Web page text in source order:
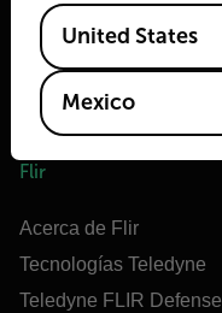
Flir
Acerca de Flir
Tecnologías Teledyne
Teledyne FLIR Defense
Available Locations
United States
Mexico